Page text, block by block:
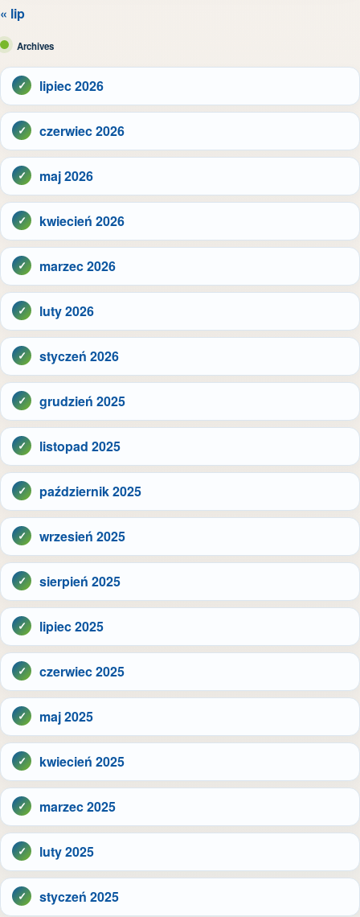
« lip
Archives
lipiec 2026
czerwiec 2026
maj 2026
kwiecień 2026
marzec 2026
luty 2026
styczeń 2026
grudzień 2025
listopad 2025
październik 2025
wrzesień 2025
sierpień 2025
lipiec 2025
czerwiec 2025
maj 2025
kwiecień 2025
marzec 2025
luty 2025
styczeń 2025